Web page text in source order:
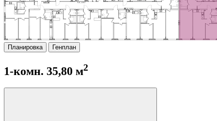
Планировка Генплан
1-комн. 35,80 м2